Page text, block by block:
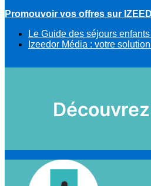
Promouvoir vos offres sur
Le Guide des séjours
Izeedor Média : votre